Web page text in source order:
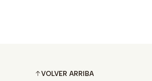
VOLVER ARRIBA